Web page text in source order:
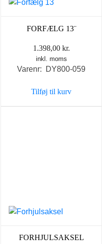
FORFÆLG 13¨
1.398,00 kr.
inkl. moms
Varenr: DY800-059
Tilføj til kurv
FORHJULSAKSEL